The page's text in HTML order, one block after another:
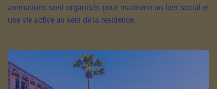
animations sont organisés pour maintenir un lien social et
une vie active au sein de la résidence.